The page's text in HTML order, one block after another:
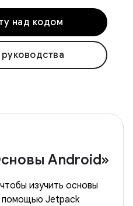
над кодом
Android»
изучить основы
помощью Jetpack